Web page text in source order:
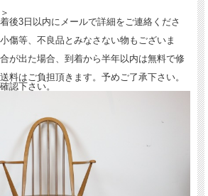
後3日以内にメールで詳細をご連絡くださ
傷等、不良品とみなさない物もございま
が出た場合、到着から半年以内は無料で修
料はご負担頂きます。予めご了承下さい。
認下さい。